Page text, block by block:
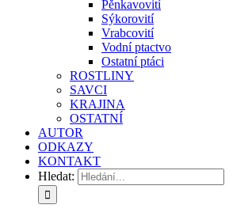
Pěnkavovití
Sýkorovití
Vrabcovití
Vodní ptactvo
Ostatní ptáci
ROSTLINY
SAVCI
KRAJINA
OSTATNÍ
AUTOR
ODKAZY
KONTAKT
Hledat: